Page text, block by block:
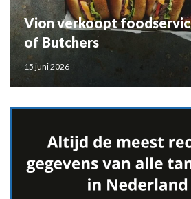
Vion verkoopt
of Butchers
15 juni 2026